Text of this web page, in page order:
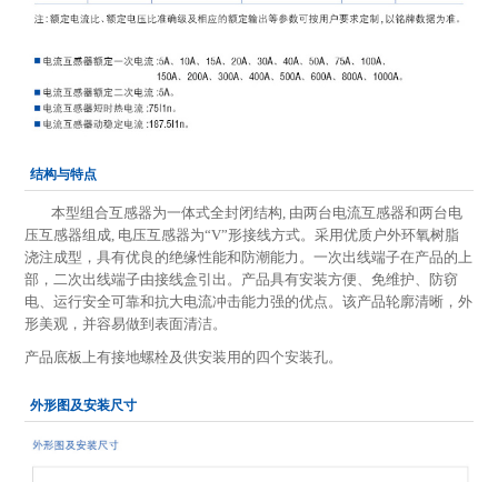
结构与特点
本型组合互感器为一体式全封闭结构, 由两台电流互感器和两台电
压互感器组成, 电压互感器为“V”形接线方式。采用优质户外环氧树脂
浇注成型，具有优良的绝缘性能和防潮能力。一次出线端子在产品的上
部，二次出线端子由接线盒引出。产品具有安装方便、免维护、防窃
电、运行安全可靠和抗大电流冲击能力强的优点。该产品轮廓清晰，外
形美观，并容易做到表面清洁。
产品底板上有接地螺栓及供安装用的四个安装孔。
外形图及安装尺寸